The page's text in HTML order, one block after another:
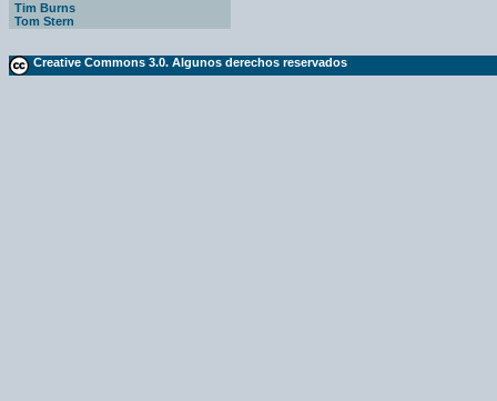
Tim Burns
Tom Stern
Creative Commons 3.0. Algunos derechos reservados